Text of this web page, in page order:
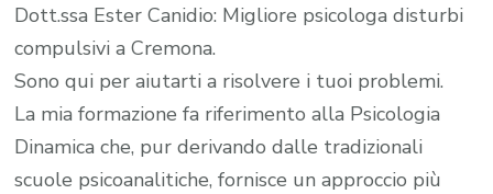
Dott.ssa Ester Canidio: Migliore psicologa disturbi
compulsivi a Cremona.
Sono qui per aiutarti a risolvere i tuoi problemi.
La mia formazione fa riferimento alla Psicologia
Dinamica che, pur derivando dalle tradizionali
scuole psicoanalitiche, fornisce un approccio più